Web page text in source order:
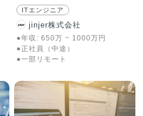
ITエンジニア
jinjer株式会社
●年収:650万 ~ 1000万 円
●正社員（中途）
●一部リモート